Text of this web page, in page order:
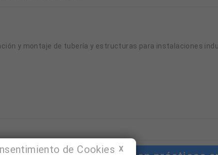
y montaje de tubería y estructuras para instalaciones
X
de Cookies